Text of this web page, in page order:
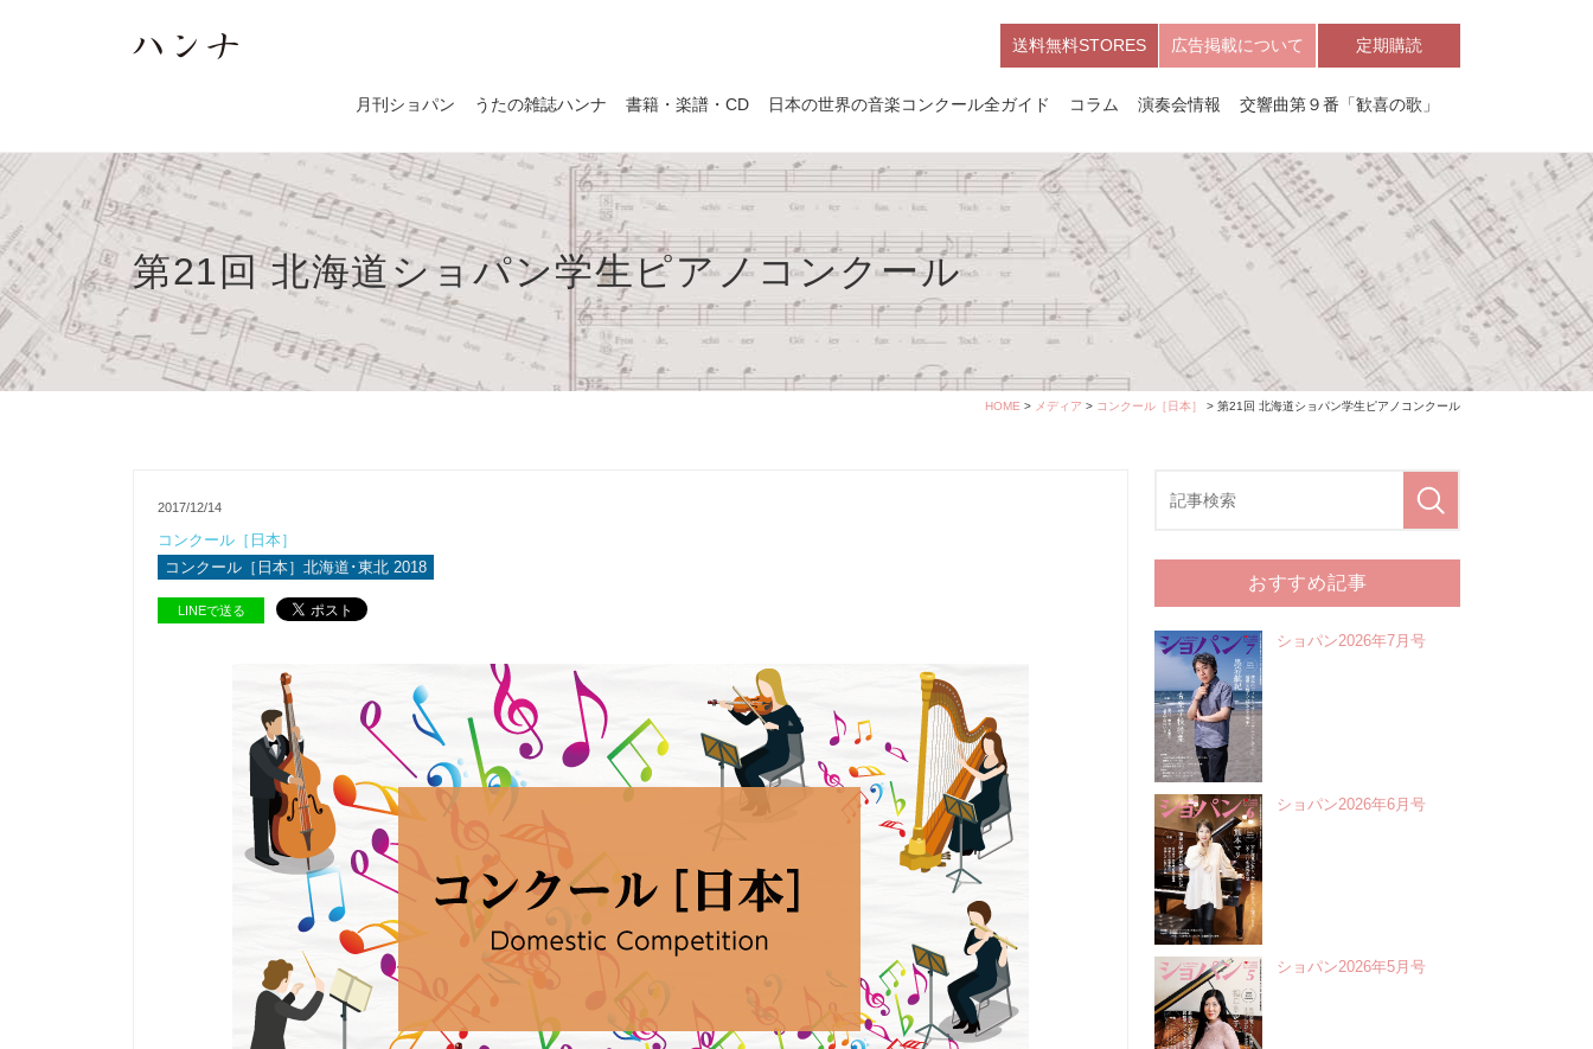
送料無料STORES 広告掲載について 定期購読
月刊ショパン うたの雑誌ハンナ 書籍・楽譜・CD 日本の世界の音楽コンクール全ガイド コラム 演奏会情報 交響曲第９番「歓喜の歌」
第21回 北海道ショパン学生ピアノコンクール
HOME > メディア > コンクール［日本］ > 第21回 北海道ショパン学生ピアノコンクール
2017/12/14
コンクール［日本］
コンクール［日本］北海道･東北 2018
LINEで送る
おすすめ記事
ショパン2026年7月号
ショパン2026年6月号
ショパン2026年5月号